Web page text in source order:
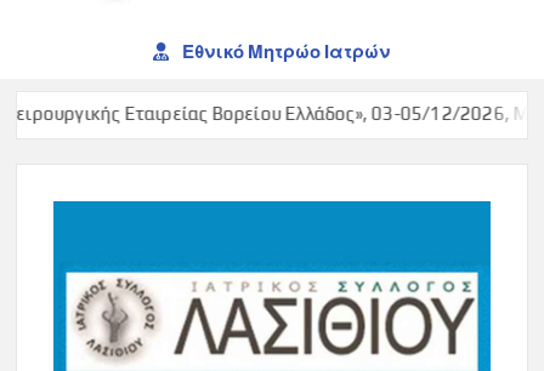
Εθνικό Μητρώο Ιατρών
Εταιρείας Βορείου Ελλάδος», 03-05/12/2026,